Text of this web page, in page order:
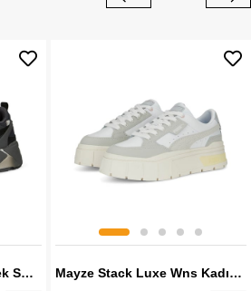
Rs-X Efekt Gradient Erkek Sneaker Mayze Stack Luxe Wns Kadın Sneaker